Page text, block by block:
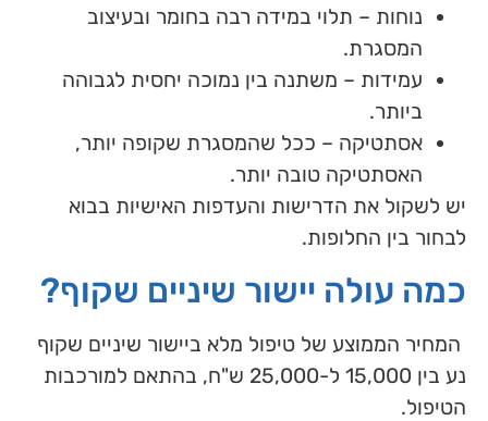
נוחות – תלוי במידה רבה בחומר ובעיצוב
המסגרת.
עמידות – משתנה בין נמוכה יחסית לגבוהה
ביותר.
אסתטיקה – ככל שהמסגרת שקופה יותר,
האסתטיקה טובה יותר.
יש לשקול את הדרישות והעדפות האישיות בבוא
לבחור בין החלופות.
כמה עולה יישור שיניים שקוף?
המחיר הממוצע של טיפול מלא ביישור שיניים שקוף
נע בין 15,000 ל-25,000 ש"ח, בהתאם למורכבות
הטיפול.